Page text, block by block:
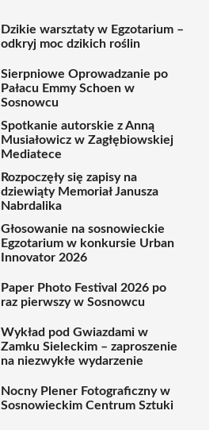
Dzikie warsztaty w Egzotarium –
odkryj moc dzikich roślin
Sierpniowe Oprowadzanie po
Pałacu Emmy Schoen w
Sosnowcu
Spotkanie autorskie z Anną
Musiałowicz w Zagłębiowskiej
Mediatece
Rozpoczęły się zapisy na
dziewiąty Memoriał Janusza
Nabrdalika
Głosowanie na sosnowieckie
Egzotarium w konkursie Urban
Innovator 2026
Paper Photo Festival 2026 po
raz pierwszy w Sosnowcu
Wykład pod Gwiazdami w
Zamku Sieleckim – zaproszenie
na niezwykłe wydarzenie
Nocny Plener Fotograficzny w
Sosnowieckim Centrum Sztuki